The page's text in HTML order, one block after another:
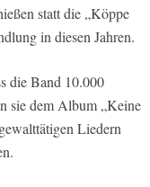
statt die „Köppe
in diesen Jahren.
die Band 10.000
sie dem Album „Keine
Liedern